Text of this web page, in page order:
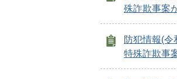
殊詐欺事案
防犯情報(
特殊詐欺事